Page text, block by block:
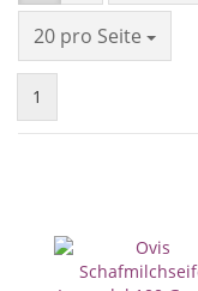
20 pro Seite
1